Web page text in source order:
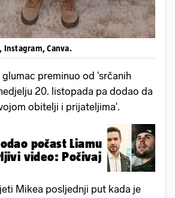
Canva.
glumac preminuo od 'srčanih
20. listopada pa dodao da
obitelji i prijateljima'.
počast Liamu
video: Počivaj
Mikea posljednji put kada je